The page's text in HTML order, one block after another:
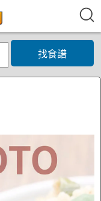
找食譜